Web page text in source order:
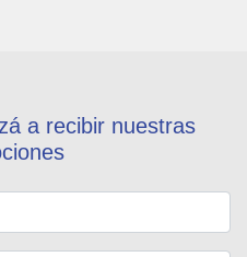
a recibir nuestras